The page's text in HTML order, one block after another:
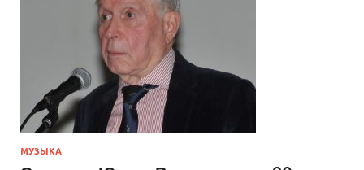
МУЗЫКА